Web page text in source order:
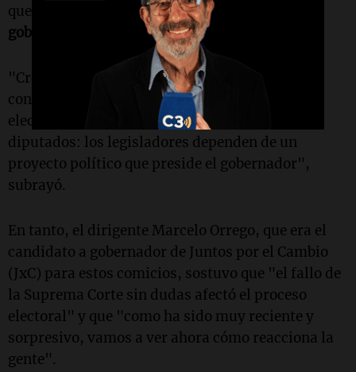
Video
que
"es lamentable que no se pueda elegir
gobernador este domingo".
"Creo que votar de esta manera no es
constitucional, porque no puede separarse la
elección de un gobernador de la elección de los
diputados: los legisladores dependen de un
proyecto político que preside el gobernador",
subrayó.
En tanto, el dirigente Marcelo Orrego, que era el
candidato a gobernador de Juntos por el Cambio
(JxC) para estos comicios, sostuvo que "el fallo de
la Suprema Corte sin dudas afectó el proceso
electoral" y que "como ha sido muy reciente y
sorpresivo, vamos a ver ahora cómo reacciona la
gente".